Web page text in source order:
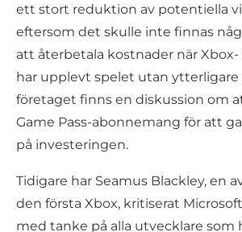
ett stort reduktion av potentiella
eftersom det skulle inte finnas
att återbetala kostnader när Xbox-
har upplevt spelet utan ytterligare
företaget finns en diskussion om
Game Pass-abonnemang för att
på investeringen.
Tidigare har Seamus Blackley, en
den första Xbox, kritiserat
med tanke på alla utvecklare som